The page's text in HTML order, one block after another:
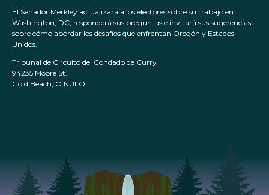
El Senador Merkley actualizará a los electores sobre su trabajo en
Washington, DC, responderá sus preguntas e invitará sus sugerencias
sobre cómo abordar los desafíos que enfrentan Oregón y Estados
Unidos.
Tribunal de Circuito del Condado de Curry
94235 Moore St.
Gold Beach, O NULO